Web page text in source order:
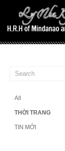
All
THỜI TRANG
TIN MỚI